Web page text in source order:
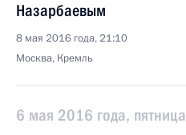
Назарбаевым
8 мая 2016 года, 21:10
Москва, Кремль
6 мая 2016 года, пятница